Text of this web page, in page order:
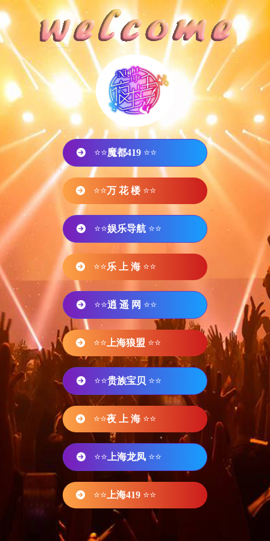
⭐⭐魔都419 ⭐⭐
⭐⭐万 花 楼 ⭐⭐
⭐⭐娱乐导航 ⭐⭐
⭐⭐乐 上 海 ⭐⭐
⭐⭐逍 遥 网 ⭐⭐
⭐⭐ 上海狼盟 ⭐⭐
⭐⭐贵族宝贝 ⭐⭐
⭐⭐夜 上 海 ⭐⭐
⭐⭐ 上海龙凤 ⭐⭐
⭐⭐ 上海419 ⭐⭐